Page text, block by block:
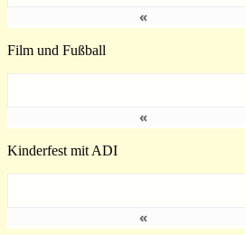
«
Film und Fußball
«
Kinderfest mit ADI
«